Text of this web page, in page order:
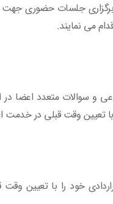
جلسات حضوری
می نمایند.
و سوالات متعدد اعضا در
با تعیین وقت قبلی در
خود را با تعیین